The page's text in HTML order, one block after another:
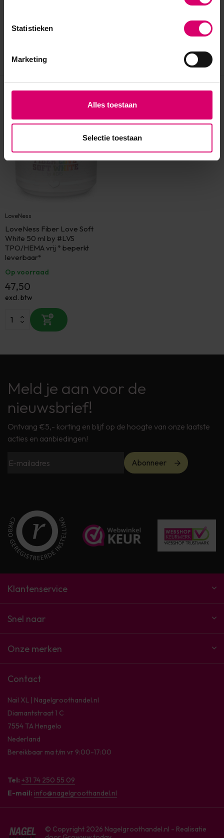
Statistieken
Marketing
Alles toestaan
Selectie toestaan
Eerder bekeken
LoveNess
LoveNess Fiber Love Soft
White 50 ml by #LVS
TPO/HEMA vrij * beperkt
leverbaar*
Op voorraad
47,50
excl. btw
Meld je aan voor de
nieuwsbrief!
Ontvang €5,- korting en blijf op de hoogte van onze laatste
acties en aanbiedingen!
Abonneer
Klantenservice
Snel naar
Onze merken
Contact
Nail XL | Nagelgroothandel.nl
Diamantstraat 1 C
7554 TA Hengelo
Nederland
Bereikbaar ma t/m vr 9:00-17:00
Tel: +31 74 250 55 09
E-mail: info@nagelgroothandel.nl
© Copyright 2026 Nagelgroothandel.nl - Realisatie